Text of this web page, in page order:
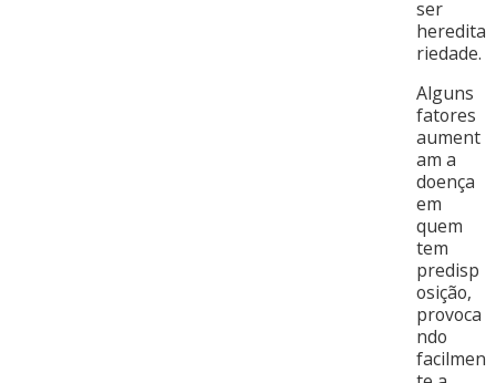
ser
heredita
riedade.
Alguns
fatores
aument
am a
doença
em
quem
tem
predisp
osição,
provoca
ndo
facilmen